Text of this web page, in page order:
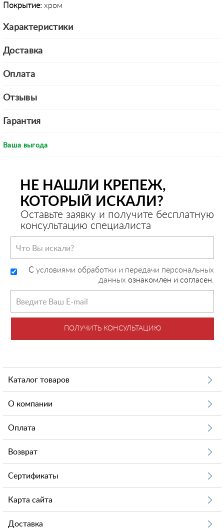
Покрытие: хром
Характеристики
Доставка
Оплата
Отзывы
Гарантия
Ваша выгода
НЕ НАШЛИ КРЕПЕЖ,
КОТОРЫЙ ИСКАЛИ?
Оставьте заявку и получите бесплатную
консультацию специалиста
C условиями обработки и передачи персональных
данных ознакомлен и согласен.
ПОЛУЧИТЬ КОНСУЛЬТАЦИЮ
Каталог товаров
О компании
Оплата
Возврат
Сертификаты
Карта сайта
Доставка